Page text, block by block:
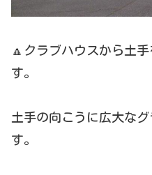
🔼クラブハウスから土
す。
土手の向こうに広大な
す。